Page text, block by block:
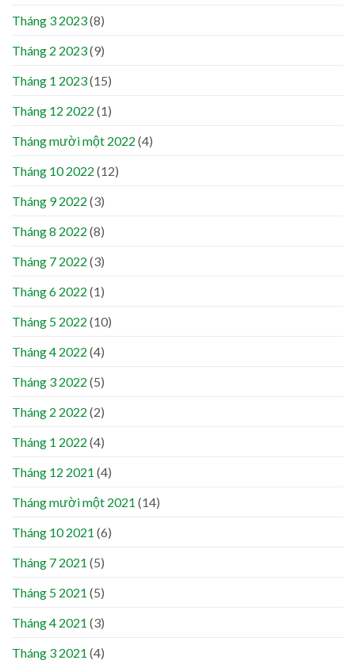
Tháng 3 2023(8)
Tháng 2 2023(9)
Tháng 1 2023(15)
Tháng 12 2022 (1)
Tháng mười một 2022 (4)
Tháng 10 2022 (12)
Tháng 9 2022 (3)
Tháng 8 2022 (8)
Tháng 7 2022 (3)
Tháng 6 2022 (1)
Tháng 5 2022 (10)
Tháng 4 2022 (4)
Tháng 3 2022 (5)
Tháng 2 2022 (2)
Tháng 1 2022 (4)
Tháng 12 2021 (4)
Tháng mười một 2021 (14)
Tháng 10 2021 (6)
Tháng 7 2021 (5)
Tháng 5 2021 (5)
Tháng 4 2021 (3)
Tháng 3 2021 (4)